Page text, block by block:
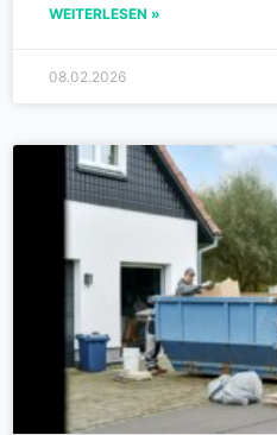
WEITERLESEN »
08.02.2026